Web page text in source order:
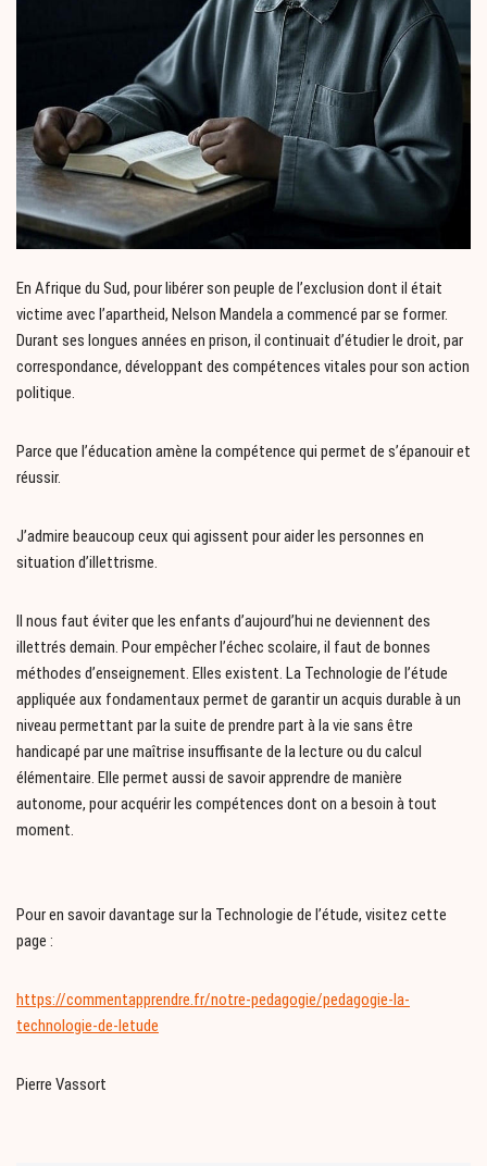
En Afrique du Sud, pour libérer son peuple de l’exclusion dont il était
victime avec l’apartheid, Nelson Mandela a commencé par se former.
Durant ses longues années en prison, il continuait d’étudier le droit, par
correspondance, développant des compétences vitales pour son action
politique.
Parce que l’éducation amène la compétence qui permet de s’épanouir et
réussir.
J’admire beaucoup ceux qui agissent pour aider les personnes en
situation d’illettrisme.
Il nous faut éviter que les enfants d’aujourd’hui ne deviennent des
illettrés demain. Pour empêcher l’échec scolaire, il faut de bonnes
méthodes d’enseignement. Elles existent. La Technologie de l’étude
appliquée aux fondamentaux permet de garantir un acquis durable à un
niveau permettant par la suite de prendre part à la vie sans être
handicapé par une maîtrise insuffisante de la lecture ou du calcul
élémentaire. Elle permet aussi de savoir apprendre de manière
autonome, pour acquérir les compétences dont on a besoin à tout
moment.
Pour en savoir davantage sur la Technologie de l’étude, visitez cette
page :
https://commentapprendre.fr/notre-pedagogie/pedagogie-la-
technologie-de-letude
Pierre Vassort